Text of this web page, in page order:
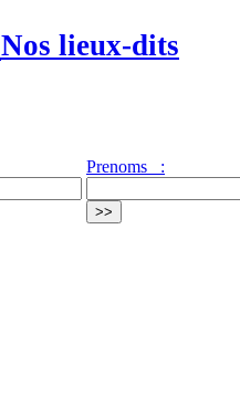
Nos lieux-dits
Prenoms :